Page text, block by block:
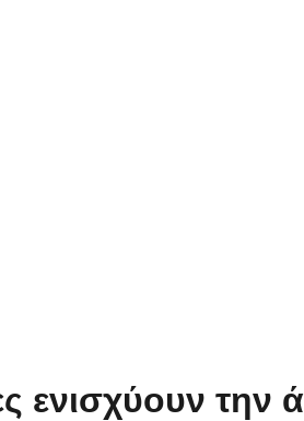
ενισχύουν την